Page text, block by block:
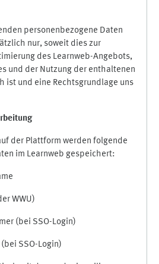
personenbezogene Daten
nur, soweit dies zur
des Learnweb-Angebots,
und der Nutzung der enthaltenen
ist und eine Rechtsgrundlage uns
der Plattform werden folgende
im Learnweb gespeichert:
WWU)
(bei SSO-Login)
SSO-Login)